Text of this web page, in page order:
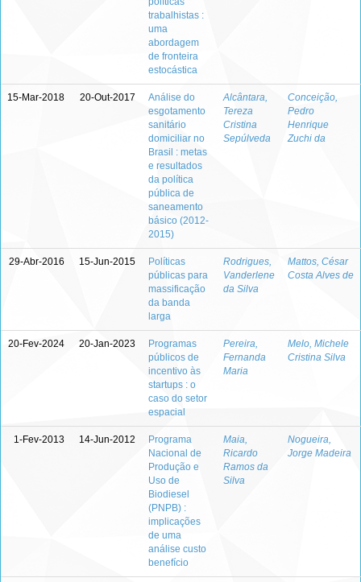
trabalhistas :
uma
abordagem
de fronteira
estocástica
15-Mar-2018 20-Out-2017
Análise do
esgotamento
sanitário
domiciliar no
Brasil : metas
e resultados
da política
pública de
saneamento
básico (2012-
2015)
Alcântara,
Tereza
Cristina
Sepúlveda
Conceição,
Pedro
Henrique
Zuchi da
29-Abr-2016 15-Jun-2015
Políticas
públicas para
massificação
da banda
larga
Rodrigues,
Vanderlene
da Silva
Mattos, César
Costa Alves de
20-Fev-2024 20-Jan-2023
Programas
públicos de
incentivo às
startups : o
caso do setor
espacial
Pereira,
Fernanda
Maria
Melo, Michele
Cristina Silva
1-Fev-2013 14-Jun-2012
Programa
Nacional de
Produção e
Uso de
Biodiesel
(PNPB) :
implicações
de uma
análise custo
benefício
Maia,
Ricardo
Ramos da
Silva
Nogueira,
Jorge Madeira